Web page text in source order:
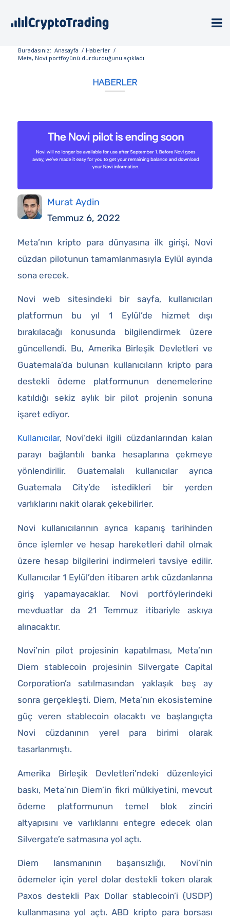
Buradasınız: Anasayfa / Haberler /
Meta, Novi portföyünü durdurduğunu açıkladı
HABERLER
Murat Aydin
Temmuz 6, 2022
Meta’nın kripto para dünyasına ilk girişi, Novi
cüzdan pilotunun tamamlanmasıyla Eylül ayında
sona erecek.
Novi web sitesindeki bir sayfa, kullanıcıları
platformun bu yıl 1 Eylül’de hizmet dışı
bırakılacağı konusunda bilgilendirmek üzere
güncellendi. Bu, Amerika Birleşik Devletleri ve
Guatemala’da bulunan kullanıcıların kripto para
destekli ödeme platformunun denemelerine
katıldığı sekiz aylık bir pilot projenin sonuna
işaret ediyor.
Kullanıcılar, Novi’deki ilgili cüzdanlarından kalan
parayı bağlantılı banka hesaplarına çekmeye
yönlendirilir. Guatemalalı kullanıcılar ayrıca
Guatemala City’de istedikleri bir yerden
varlıklarını nakit olarak çekebilirler.
Novi kullanıcılarının ayrıca kapanış tarihinden
önce işlemler ve hesap hareketleri dahil olmak
üzere hesap bilgilerini indirmeleri tavsiye edilir.
Kullanıcılar 1 Eylül’den itibaren artık cüzdanlarına
giriş yapamayacaklar. Novi portföylerindeki
mevduatlar da 21 Temmuz itibariyle askıya
alınacaktır.
Novi’nin pilot projesinin kapatılması, Meta’nın
Diem stablecoin projesinin Silvergate Capital
Corporation’a satılmasından yaklaşık beş ay
sonra gerçekleşti. Diem, Meta’nın ekosistemine
güç veren stablecoin olacaktı ve başlangıçta
Novi cüzdanının yerel para birimi olarak
tasarlanmıştı.
Amerika Birleşik Devletleri’ndeki düzenleyici
baskı, Meta’nın Diem’in fikri mülkiyetini, mevcut
ödeme platformunun temel blok zinciri
altyapısını ve varlıklarını entegre edecek olan
Silvergate’e satmasına yol açtı.
Diem lansmanının başarısızlığı, Novi’nin
ödemeler için yerel dolar destekli token olarak
Paxos destekli Pax Dollar stablecoin’i (USDP)
kullanmasına yol açtı. ABD kripto para borsası